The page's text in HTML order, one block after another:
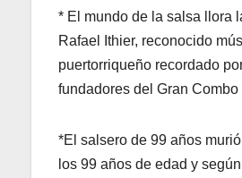
* El mundo de la salsa llora
Rafael Ithier, reconocido
puertorriqueño recordado
fundadores del Gran
*El salsero de 99 años
los 99 años de edad y